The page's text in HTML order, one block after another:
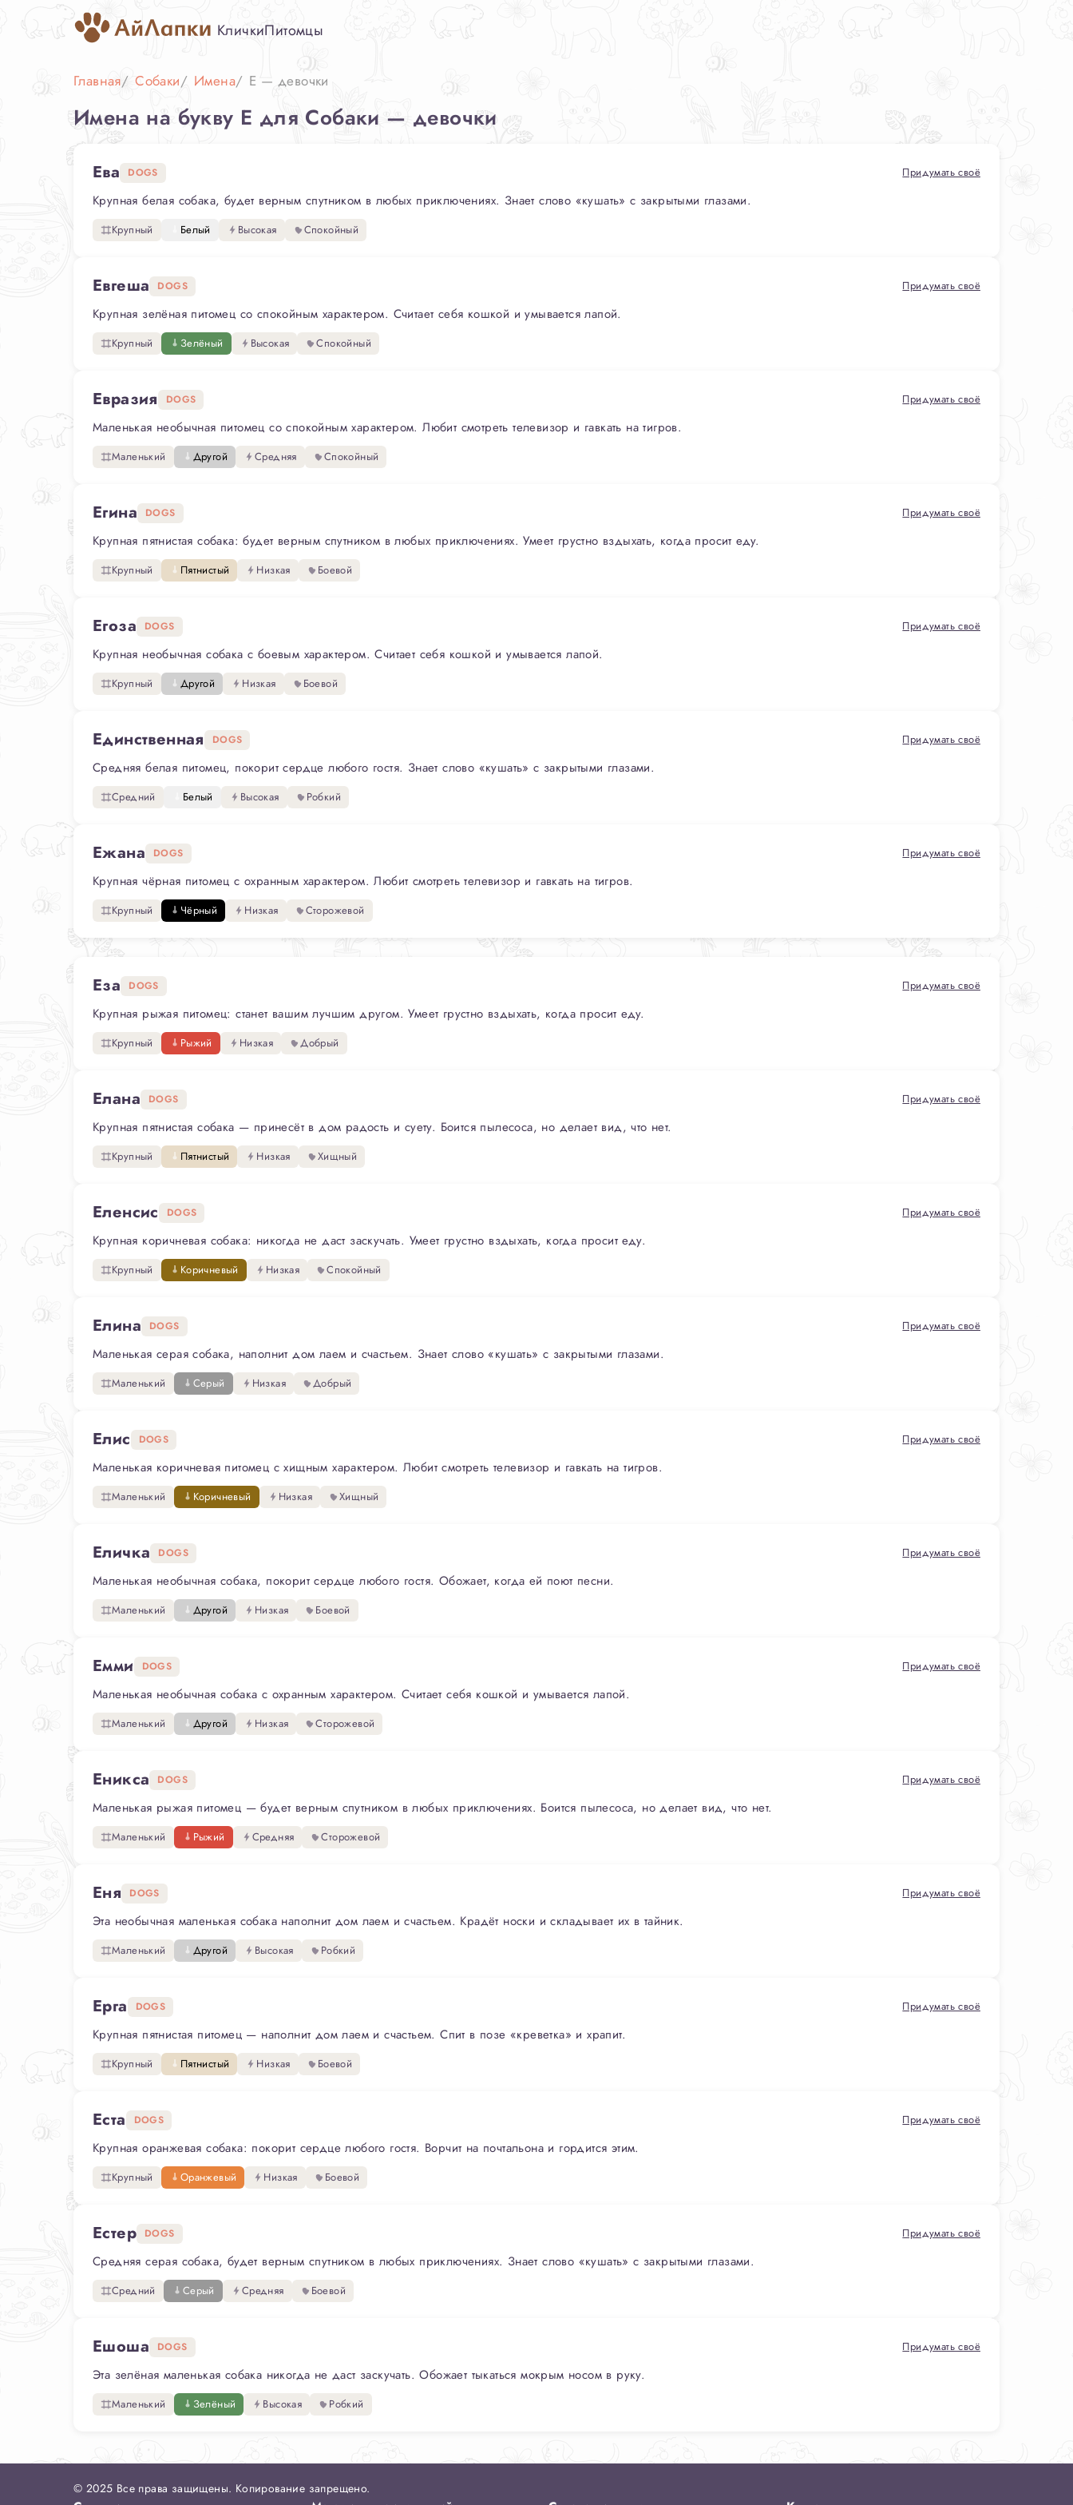
КличкиПитомцы
Главная Собаки Имена Е — девочки
Имена на букву Е для Собаки — девочки
Ева DOGS Придумать своё
Крупная белая собака, будет верным спутником в любых приключениях. Знает слово «кушать» с закрытыми глазами.
Крупный Белый Высокая Спокойный
Евгеша DOGS Придумать своё
Крупная зелёная питомец со спокойным характером. Считает себя кошкой и умывается лапой.
Крупный Зелёный Высокая Спокойный
Евразия DOGS Придумать своё
Маленькая необычная питомец со спокойным характером. Любит смотреть телевизор и гавкать на тигров.
Маленький Другой Средняя Спокойный
Егина DOGS Придумать своё
Крупная пятнистая собака: будет верным спутником в любых приключениях. Умеет грустно вздыхать, когда просит еду.
Крупный Пятнистый Низкая Боевой
Егоза DOGS Придумать своё
Крупная необычная собака с боевым характером. Считает себя кошкой и умывается лапой.
Крупный Другой Низкая Боевой
Единственная DOGS Придумать своё
Средняя белая питомец, покорит сердце любого гостя. Знает слово «кушать» с закрытыми глазами.
Средний Белый Высокая Робкий
Ежана DOGS Придумать своё
Крупная чёрная питомец с охранным характером. Любит смотреть телевизор и гавкать на тигров.
Крупный Чёрный Низкая Сторожевой
Еза DOGS Придумать своё
Крупная рыжая питомец: станет вашим лучшим другом. Умеет грустно вздыхать, когда просит еду.
Крупный Рыжий Низкая Добрый
Елана DOGS Придумать своё
Крупная пятнистая собака — принесёт в дом радость и суету. Боится пылесоса, но делает вид, что нет.
Крупный Пятнистый Низкая Хищный
Еленсис DOGS Придумать своё
Крупная коричневая собака: никогда не даст заскучать. Умеет грустно вздыхать, когда просит еду.
Крупный Коричневый Низкая Спокойный
Елина DOGS Придумать своё
Маленькая серая собака, наполнит дом лаем и счастьем. Знает слово «кушать» с закрытыми глазами.
Маленький Серый Низкая Добрый
Елис DOGS Придумать своё
Маленькая коричневая питомец с хищным характером. Любит смотреть телевизор и гавкать на тигров.
Маленький Коричневый Низкая Хищный
Еличка DOGS Придумать своё
Маленькая необычная собака, покорит сердце любого гостя. Обожает, когда ей поют песни.
Маленький Другой Низкая Боевой
Емми DOGS Придумать своё
Маленькая необычная собака с охранным характером. Считает себя кошкой и умывается лапой.
Маленький Другой Низкая Сторожевой
Еникса DOGS Придумать своё
Маленькая рыжая питомец — будет верным спутником в любых приключениях. Боится пылесоса, но делает вид, что нет.
Маленький Рыжий Средняя Сторожевой
Еня DOGS Придумать своё
Эта необычная маленькая собака наполнит дом лаем и счастьем. Крадёт носки и складывает их в тайник.
Маленький Другой Высокая Робкий
Ерга DOGS Придумать своё
Крупная пятнистая питомец — наполнит дом лаем и счастьем. Спит в позе «креветка» и храпит.
Крупный Пятнистый Низкая Боевой
Еста DOGS Придумать своё
Крупная оранжевая собака: покорит сердце любого гостя. Ворчит на почтальона и гордится этим.
Крупный Оранжевый Низкая Боевой
Естер DOGS Придумать своё
Средняя серая собака, будет верным спутником в любых приключениях. Знает слово «кушать» с закрытыми глазами.
Средний Серый Средняя Боевой
Ешоша DOGS Придумать своё
Эта зелёная маленькая собака никогда не даст заскучать. Обожает тыкаться мокрым носом в руку.
Маленький Зелёный Высокая Робкий
© 2025 Все права защищены. Копирование запрещено.